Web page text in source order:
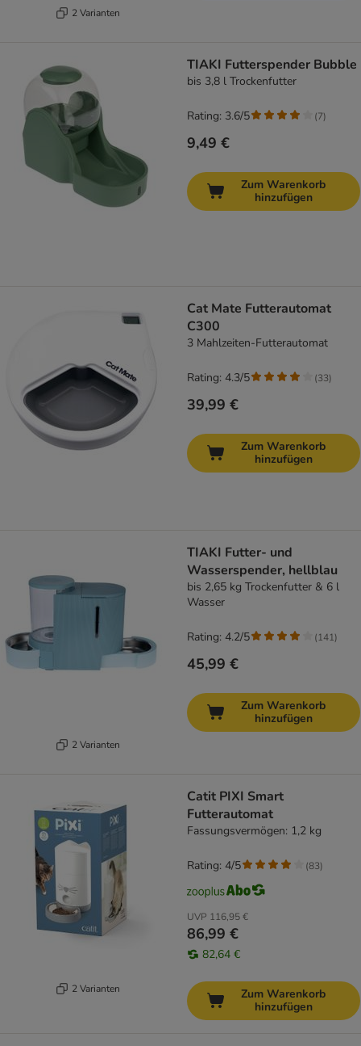
2 Varianten
TIAKI Futterspender Bubble
bis 3,8 l Trockenfutter
9,49 €
Rating: 3.6/5 (7)
Zum Warenkorb
hinzufügen
Cat Mate Futterautomat
C300
3 Mahlzeiten-Futterautomat
39,99 €
Rating: 4.3/5 (33)
Zum Warenkorb
hinzufügen
2 Varianten
TIAKI Futter- und
Wasserspender, hellblau
bis 2,65 kg Trockenfutter & 6 l
Wasser
45,99 €
Rating: 4.2/5 (141)
Zum Warenkorb
hinzufügen
2 Varianten
Catit PIXI Smart
Futterautomat
Fassungsvermögen: 1,2 kg
UVP 116,95 €
86,99 €
82,64 €
Rating: 4/5 (83)
Zum Warenkorb
hinzufügen